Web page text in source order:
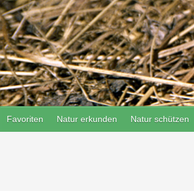
Favoriten Natur erkunden Natur schützen